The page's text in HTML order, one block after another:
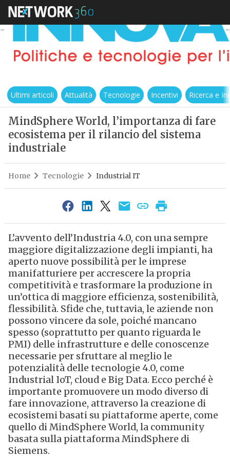
Ultimi articoli Attualità Tecnologie Incentivi Ricerca e
MindSphere World, l’importanza di fare
ecosistema per il rilancio del sistema
industriale
Home Tecnologie Industrial IT
L’avvento dell’Industria 4.0, con una sempre
maggiore digitalizzazione degli impianti, ha
aperto nuove possibilità per le imprese
manifatturiere per accrescere la propria
competitività e trasformare la produzione in
un’ottica di maggiore efficienza, sostenibilità,
flessibilità. Sfide che, tuttavia, le aziende non
possono vincere da sole, poiché mancano
spesso (soprattutto per quanto riguarda le
PMI) delle infrastrutture e delle conoscenze
necessarie per sfruttare al meglio le
potenzialità delle tecnologie 4.0, come
Industrial IoT, cloud e Big Data. Ecco perché è
importante promuovere un modo diverso di
fare innovazione, attraverso la creazione di
ecosistemi basati su piattaforme aperte, come
quello di MindSphere World, la community
basata sulla piattaforma MindSphere di
Siemens.